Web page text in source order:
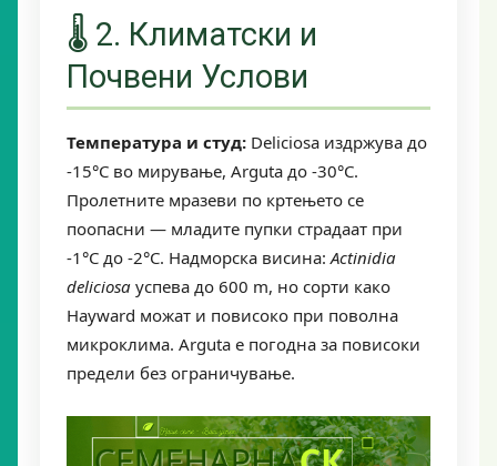
🌡️ 2. Климатски и
Почвени Услови
Температура и студ: Deliciosa издржува до
-15°C во мирување, Arguta до -30°C.
Пролетните мразеви по кртењето се
поопасни — младите пупки страдаат при
-1°C до -2°C. Надморска висина: Actinidia
deliciosa успева до 600 m, но сорти како
Hayward можат и повисоко при поволна
микроклима. Arguta е погодна за повисоки
предели без ограничување.